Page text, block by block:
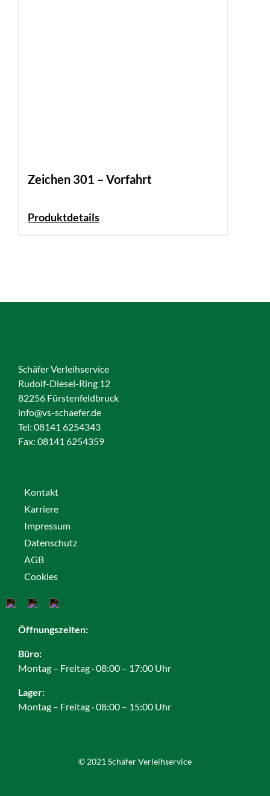
Zeichen 301 – Vorfahrt
Produktdetails
Schäfer Verleihservice
Rudolf-Diesel-Ring 12
82256 Fürstenfeldbruck
info@vs-schaefer.de
Tel: 08141 6254343
Fax: 08141 6254359
Kontakt
Karriere
Impressum
Datenschutz
AGB
Cookies
Öffnungszeiten:
Büro:
Montag – Freitag · 08:00 – 17:00 Uhr
Lager:
Montag – Freitag · 08:00 – 15:00 Uhr
© 2021 Schäfer Verleihservice